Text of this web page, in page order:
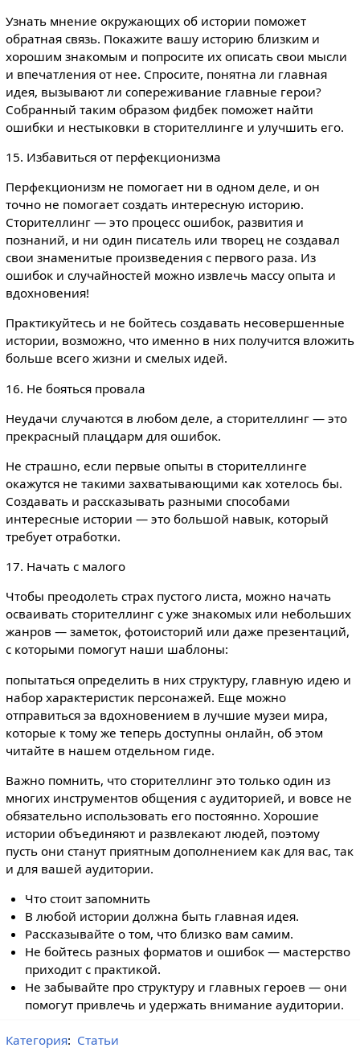
Узнать мнение окружающих об истории поможет
обратная связь. Покажите вашу историю близким и
хорошим знакомым и попросите их описать свои мысли
и впечатления от нее. Спросите, понятна ли главная
идея, вызывают ли сопереживание главные герои?
Собранный таким образом фидбек поможет найти
ошибки и нестыковки в сторителлинге и улучшить его.
15. Избавиться от перфекционизма
Перфекционизм не помогает ни в одном деле, и он
точно не помогает создать интересную историю.
Сторителлинг — это процесс ошибок, развития и
познаний, и ни один писатель или творец не создавал
свои знаменитые произведения с первого раза. Из
ошибок и случайностей можно извлечь массу опыта и
вдохновения!
Практикуйтесь и не бойтесь создавать несовершенные
истории, возможно, что именно в них получится вложить
больше всего жизни и смелых идей.
16. Не бояться провала
Неудачи случаются в любом деле, а сторителлинг — это
прекрасный плацдарм для ошибок.
Не страшно, если первые опыты в сторителлинге
окажутся не такими захватывающими как хотелось бы.
Создавать и рассказывать разными способами
интересные истории — это большой навык, который
требует отработки.
17. Начать с малого
Чтобы преодолеть страх пустого листа, можно начать
осваивать сторителлинг с уже знакомых или небольших
жанров — заметок, фотоисторий или даже презентаций,
с которыми помогут наши шаблоны:
попытаться определить в них структуру, главную идею и
набор характеристик персонажей. Еще можно
отправиться за вдохновением в лучшие музеи мира,
которые к тому же теперь доступны онлайн, об этом
читайте в нашем отдельном гиде.
Важно помнить, что сторителлинг это только один из
многих инструментов общения с аудиторией, и вовсе не
обязательно использовать его постоянно. Хорошие
истории объединяют и развлекают людей, поэтому
пусть они станут приятным дополнением как для вас, так
и для вашей аудитории.
Что стоит запомнить
В любой истории должна быть главная идея.
Рассказывайте о том, что близко вам самим.
Не бойтесь разных форматов и ошибок — мастерство
приходит с практикой.
Не забывайте про структуру и главных героев — они
помогут привлечь и удержать внимание аудитории.
Категория: Статьи